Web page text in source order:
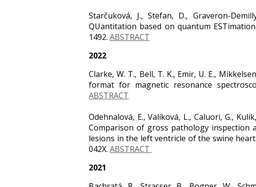
Starčuková, J., Stefan, D., Graveron-
QUantitation based on quantum
1492. ABSTRACT
2022
Clarke, W. T., Bell, T. K., Emir, U. E.,
format for magnetic resonance
ABSTRACT
Odehnalová, E., Valíková, L., Caluori, G.,
Comparison of gross pathology inspection
lesions in the left ventricle of the swine heart.
042X. ABSTRACT
2021